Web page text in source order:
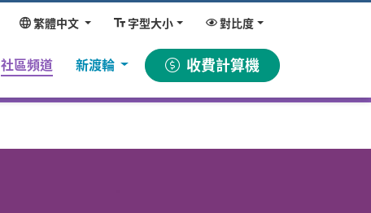
繁體中文 字型大小 對比度
社區頻道(current)
新渡輪 收費計算機